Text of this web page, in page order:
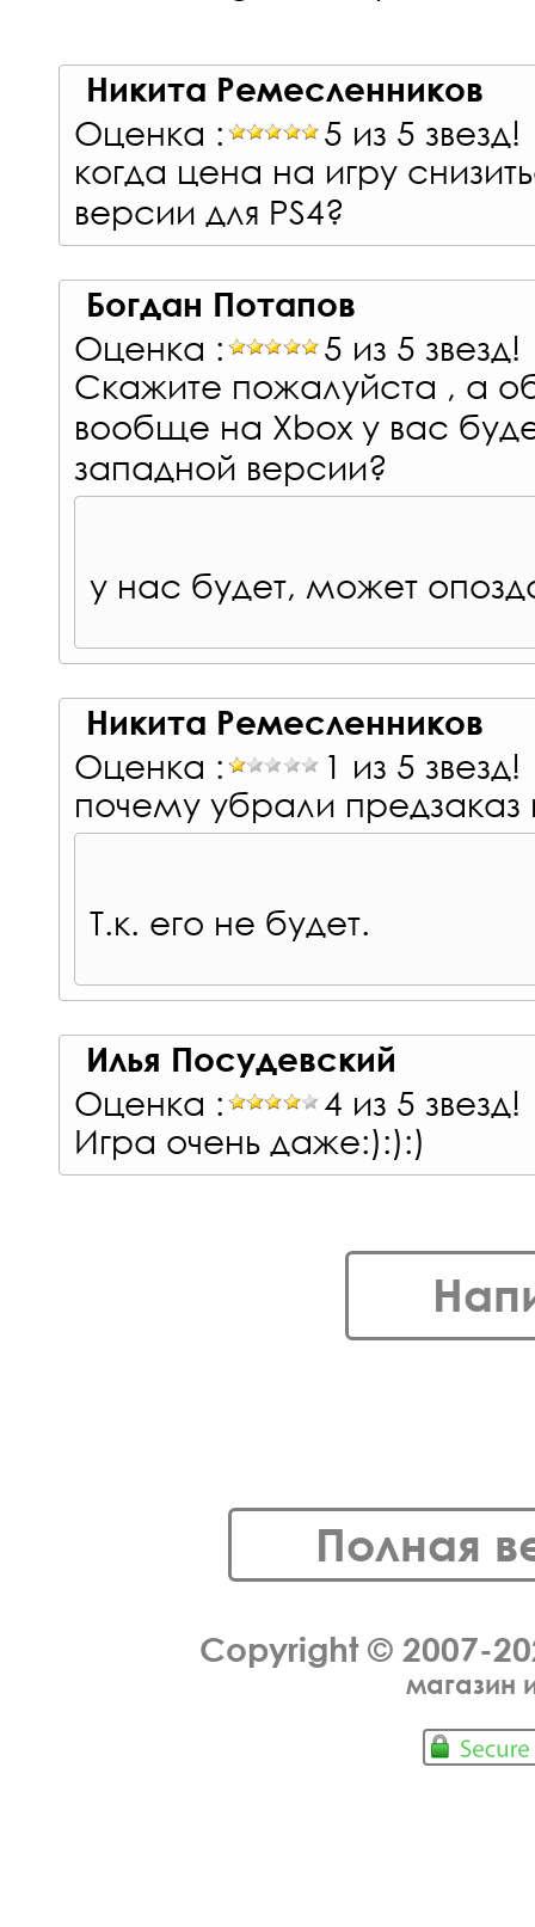
Никита Ремесленников
Оценка :
5 из 5 звезд!
когда цена на игру
версии для PS4?
Богдан Потапов
Оценка :
5 из 5 звезд!
Скажите пожалуйста , а
вообще на Xbox у вас
западной версии?
у нас будет, может
Никита Ремесленников
Оценка :
1 из 5 звезд!
почему убрали предзаказ
Т.к. его не будет.
Илья Посудевский
Оценка :
4 из 5 звезд!
Игра очень даже:):):)
Полная
Copyright © 2007-
магазин